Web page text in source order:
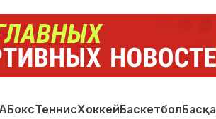
БоксТеннисХоккейБаскетболБасқа